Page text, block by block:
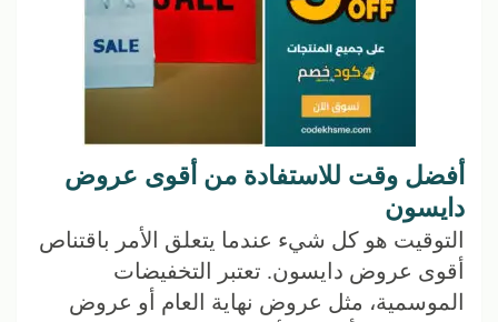
أفضل وقت للاستفادة من أقوى عروض
دايسون
التوقيت هو كل شيء عندما يتعلق الأمر باقتناص
أقوى عروض دايسون. تعتبر التخفيضات
الموسمية، مثل عروض نهاية العام أو عروض